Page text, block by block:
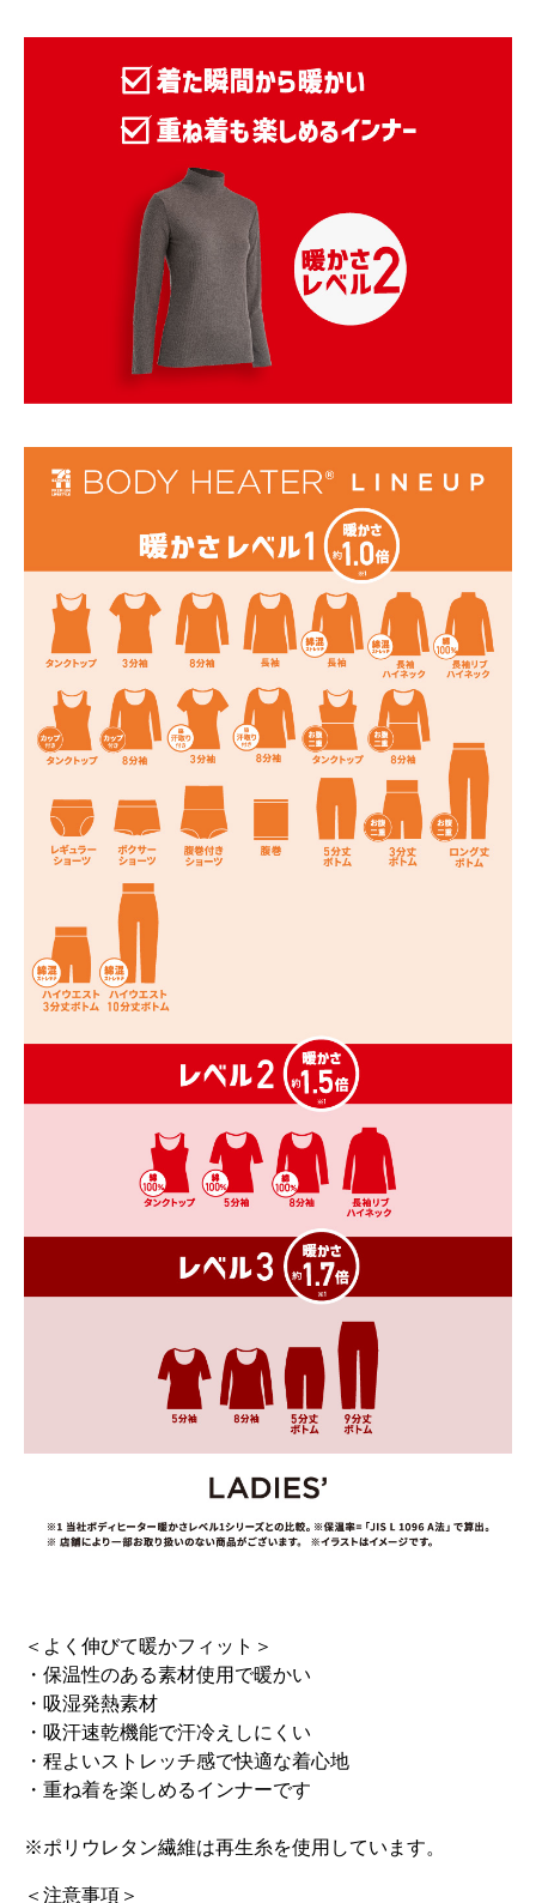
＜よく伸びて暖かフィット＞
・保温性のある素材使用で暖かい
・吸湿発熱素材
・吸汗速乾機能で汗冷えしにくい
・程よいストレッチ感で快適な着心地
・重ね着を楽しめるインナーです
※ポリウレタン繊維は再生糸を使用しています。
＜注意事項＞